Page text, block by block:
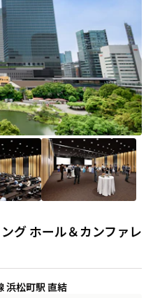
グ ホール＆カンファレ
浜松町駅 直結